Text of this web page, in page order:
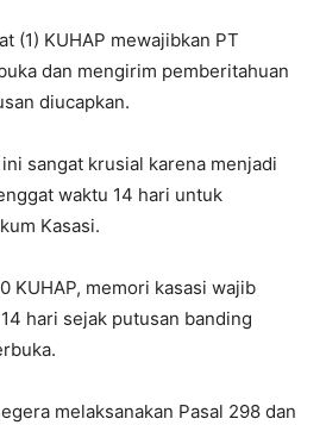
(1) KUHAP mewajibkan PT
dan mengirim pemberitahuan
diucapkan.
sangat krusial karena menjadi
waktu 14 hari untuk
Kasasi.
KUHAP, memori kasasi wajib
hari sejak putusan banding
melaksanakan Pasal 298 dan